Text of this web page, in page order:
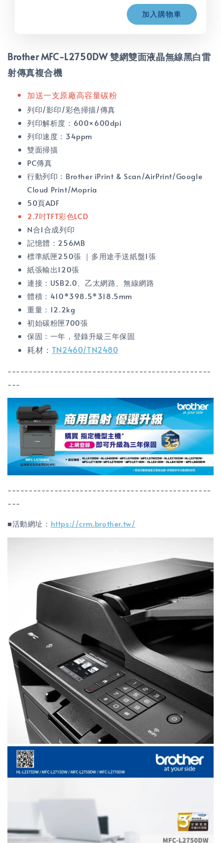
加入購物車
Brother MFC-L2750DW 雙網雙面液晶無線黑白雷
射傳真複合機
加送一支原廠高容量碳粉
列印/影印/彩色掃描/傳真
列印解析度：600×600dpi
列印速度：34ppm
雙面掃描
PC傳真
行動列印：Brother iPrint & Scan/AirPrint/Google
Cloud Print/Mopria
50頁ADF
2.7吋TFT彩色LCD
N合1合成列印
記憶體：256MB
標準紙匣250張 ｜多用途手送紙盤1張
紙張輸出120張
連接：USB2.0、乙太網路、無線網路
體積： 410*398.5*318.5mm
重量：12.2kg
初始碳粉匣700張
保固：一年，登錄升級三年保固
耗材： TN2460/TN2480
------------------------------------------------
---
------------------------------------------------
---
■活動網址： https://crm.brother.tw/